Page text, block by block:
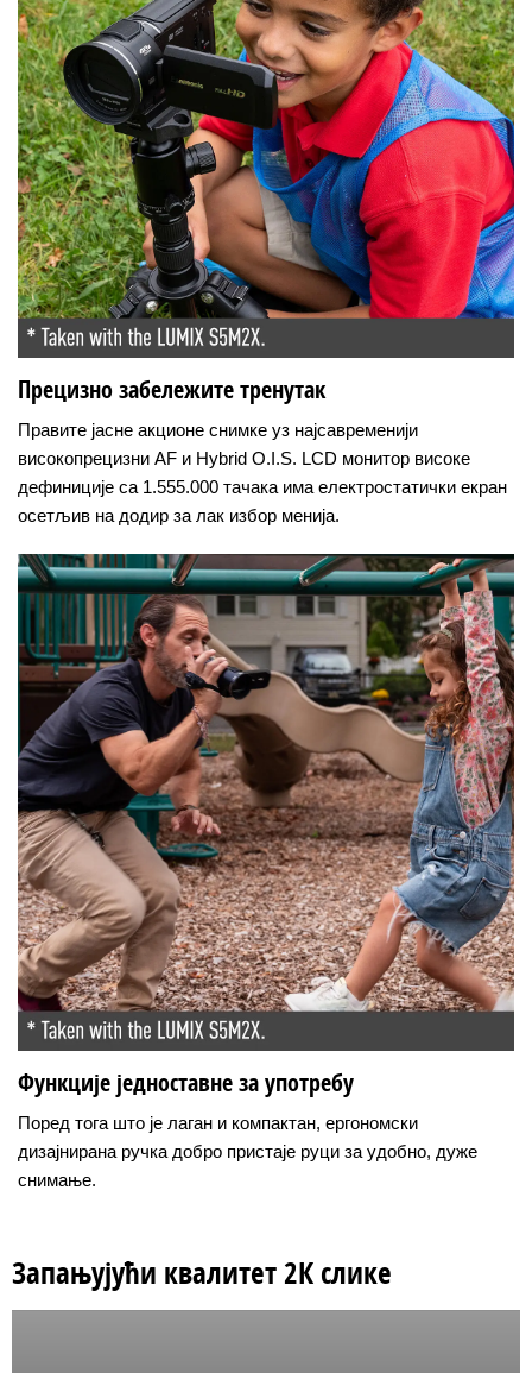
Прецизно забележите тренутак
Правите јасне акционе снимке уз најсавременији
високопрецизни AF и Hybrid O.I.S. LCD монитор високе
дефиниције са 1.555.000 тачака има електростатички екран
осетљив на додир за лак избор менија.
Функције једноставне за употребу
Поред тога што је лаган и компактан, ергономски
дизајнирана ручка добро пристаје руци за удобно, дуже
снимање.
Запањујући квалитет 2К слике